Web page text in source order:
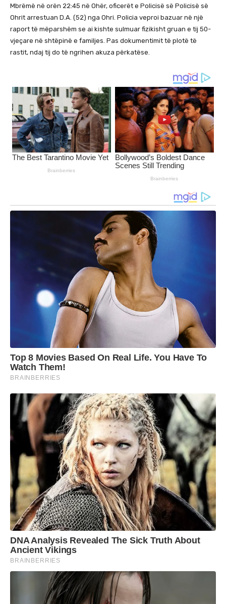
Mbrëmë në orën 22:45 në Ohër, oficerët e Policisë së Policisë së
Ohrit arrestuan D.A. (52) nga Ohri. Policia veproi bazuar në një
raport të mëparshëm se ai kishte sulmuar fizikisht gruan e tij 50-
vjeçare në shtëpinë e familjes. Pas dokumentimit të plotë të
rastit, ndaj tij do të ngrihen akuza përkatëse.